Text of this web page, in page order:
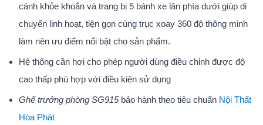
cánh khỏe khoắn và trang bị 5 bánh xe lăn phía dưới giúp di
chuyển linh hoạt, tiện gọn cùng trục xoay 360 độ thông minh
làm nên ưu điểm nổi bật cho sản phẩm.
Hệ thống cần hơi cho phép người dùng điều chỉnh được độ
cao thấp phù hợp với điều kiện sử dụng
Ghế trưởng phòng SG915bảo hành theo tiêu chuẩn Nội Thất
Hòa Phát